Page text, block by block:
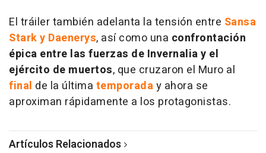
El tráiler también adelanta la tensión entre Sansa
Stark y Daenerys, así como una confrontación
épica entre las fuerzas de Invernalia y el
ejército de muertos, que cruzaron el Muro al
final de la última temporaday ahora se
aproximan rápidamente a los protagonistas.
Artículos Relacionados